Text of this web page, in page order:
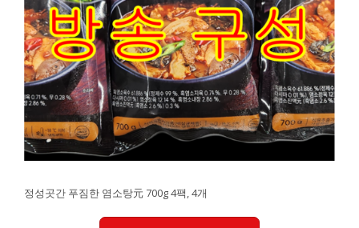
정성곳간 푸짐한 염소탕元 700g 4팩, 4개